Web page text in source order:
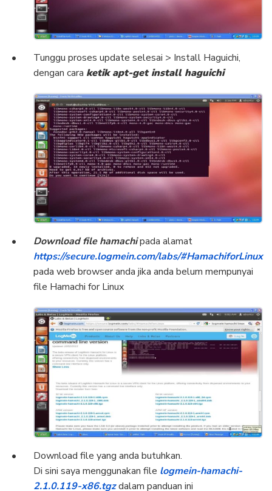
Tunggu proses update selesai > Install Haguichi,
dengan cara ketik apt-get install haguichi
Download file hamachipada alamat
https://secure.logmein.com/labs/#HamachiforLinux
pada web browser anda jika anda belum mempunyai
file Hamachi for Linux
Download file yang anda butuhkan.
Di sini saya menggunakan file logmein-hamachi-
2.1.0.119-x86.tgzdalam panduan ini